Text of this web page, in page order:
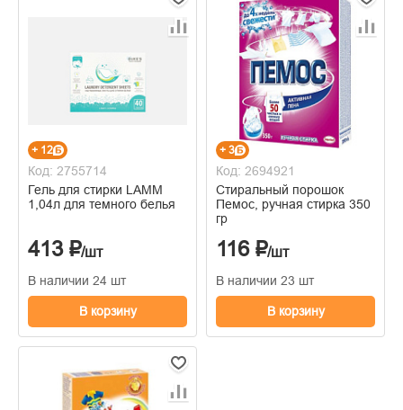
+ 12
Код: 2755714
Гель для стирки LAMM
1,04л для темного белья
413 ₽/шт
В наличии 24 шт
В корзину
+ 3
Код: 2694921
Стиральный порошок
Пемос, ручная стирка 350
гр
116 ₽/шт
В наличии 23 шт
В корзину